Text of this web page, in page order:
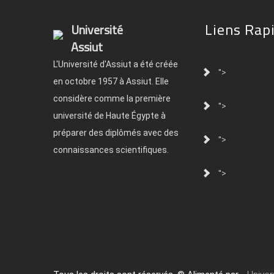
Université
Assiut
L'Université d'Assiut a été créée
en octobre 1957 à Assiut. Elle
considère comme la première
université de Haute Égypte à
préparer des diplômés avec des
connaissances scientifiques.
Liens
">
">
">
">